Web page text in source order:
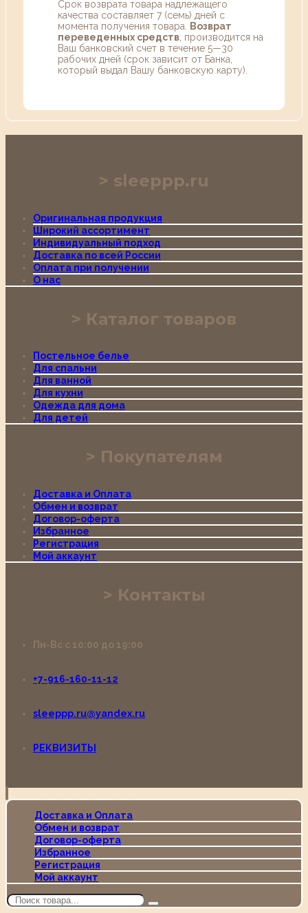
Срок возврата товара надлежащего
качества составляет 7 (семь) дней с
момента получения товара.
Возврат
переведенных средств , производится на
Ваш банковский счет в течение 5—30
рабочих дней (срок зависит от Банка,
который выдал Вашу банковскую карту).
sleeppp.ru
Оригинальная продукция
Широкий ассортимент
Индивидуальный подход
Доставка по всей России
Оплата при получении
О нас
Каталог товаров
Постельное белье
Для спальни
Для ванной
Для кухни
Одежда для дома
Для детей
Покупателям
Доставка и Оплата
Обмен и возврат
Договор-оферта
Избранное
Регистрация
Мой аккаунт
Контакты
Пн-Вс с 10:00 до 19:00
+7-916-160-11-12
sleeppp.ru@yandex.ru
РЕКВИЗИТЫ
Доставка и Оплата
Обмен и возврат
Договор-оферта
Избранное
Регистрация
Мой аккаунт